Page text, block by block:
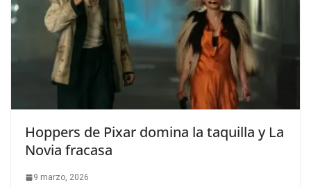
Hoppers de Pixar domina la taquilla y La
Novia fracasa
9 marzo, 2026